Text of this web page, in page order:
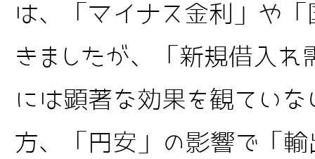
は、「マイナス金利」や
きましたが、「新規借入れ
には顕著な効果を観てい
方、「円安」の影響で「